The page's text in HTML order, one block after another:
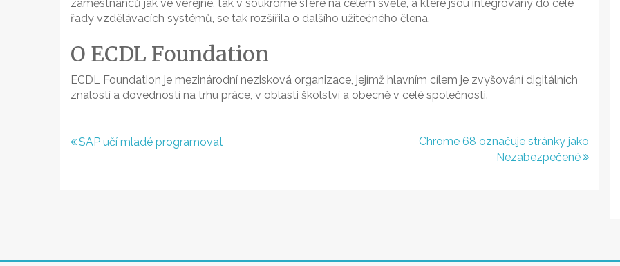
zaměstnanců jak ve veřejné, tak v soukromé sféře na celém světě, a které jsou integrovány do celé
řady vzdělávacích systémů, se tak rozšířila o dalšího užitečného člena.
O ECDL Foundation
ECDL Foundation je mezinárodní nezisková organizace, jejímž hlavním cílem je zvyšování digitálních
znalostí a dovedností na trhu práce, v oblasti školství a obecně v celé společnosti.
Navigace
SAP učí mladé programovat
Chrome 68 označuje stránky jako
Nezabezpečené